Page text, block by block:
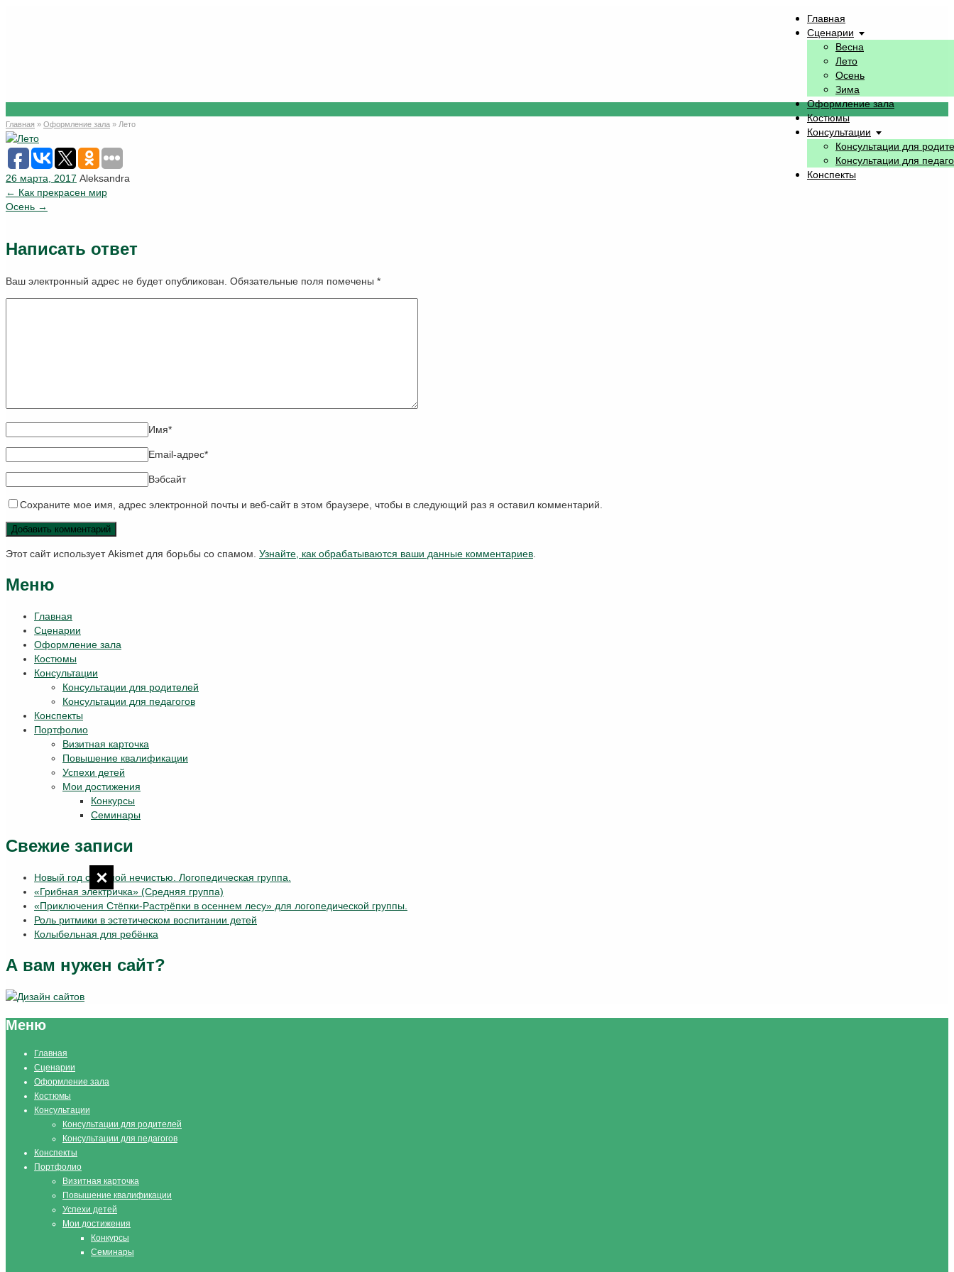
Главная
Сценарии
Весна
Лето
Осень
Зима
Оформление зала
Костюмы
Консультации
Консультации для
Консультации для
Конспекты
Главная » Оформление зала » Лето
26 марта, 2017 Aleksandra
← Как прекрасен мир
Осень →
Написать ответ
Ваш электронный адрес не будет опубликован. Обязательные поля помечены *
Имя*
Email-адрес*
Вэбсайт
Сохраните мое имя, адрес электронной почты и веб-сайт в этом браузере, чтобы в следующий раз я оставил комментарий.
Этот сайт использует Akismet для борьбы со спамом. Узнайте, как обрабатываются ваши данные комментариев
Меню
Главная
Сценарии
Оформление зала
Костюмы
Консультации
Консультации для родителей
Консультации для педагогов
Конспекты
Портфолио
Визитная карточка
Повышение квалификации
Успехи детей
Мои достижения
Конкурсы
Семинары
Свежие записи
Новый год с лесной нечистью. Логопедическая группа.
«Грибная электричка» (Средняя группа)
«Приключения Стёпки-Растрёпки в осеннем лесу» для логопедической группы.
Роль ритмики в эстетическом воспитании детей
Колыбельная для ребёнка
А вам нужен сайт?
Меню
Главная
Сценарии
Оформление зала
Костюмы
Консультации
Консультации для родителей
Консультации для педагогов
Конспекты
Портфолио
Визитная карточка
Повышение квалификации
Успехи детей
Мои достижения
Конкурсы
Семинары